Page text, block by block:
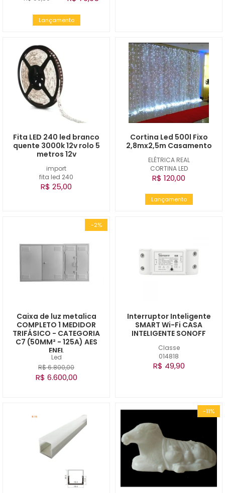
Lançamento
import
fita led 240
Fita LED 240 led branco
quente 3000k 12v rolo 5
metros 12v
R$ 25,00
ELÉTRICA REAL
CORTINA LED
Cortina Led 500l Fixo
2,8mx2,5m Casamento
R$ 120,00
Lançamento
-2%
Led
Caixa de luz metalica
COMPLETO 1 MEDIDOR
TRIFÁSICO - CATEGORIA
C7 (50MM² - 125A) AES
ENEL
R$ 6.800,00
R$ 6.600,00
Classe
014818
Interruptor Inteligente
SMART Wi-Fi CASA
INTELIGENTE SONOFF
R$ 49,90
-11%